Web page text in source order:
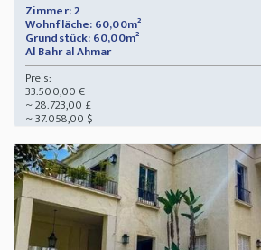
Zimmer: 2
Wohnfläche: 60,00m²
Grundstück: 60,00m²
Al Bahr al Ahmar
Preis:
33.500,00 €
~ 28.723,00 £
~ 37.058,00 $